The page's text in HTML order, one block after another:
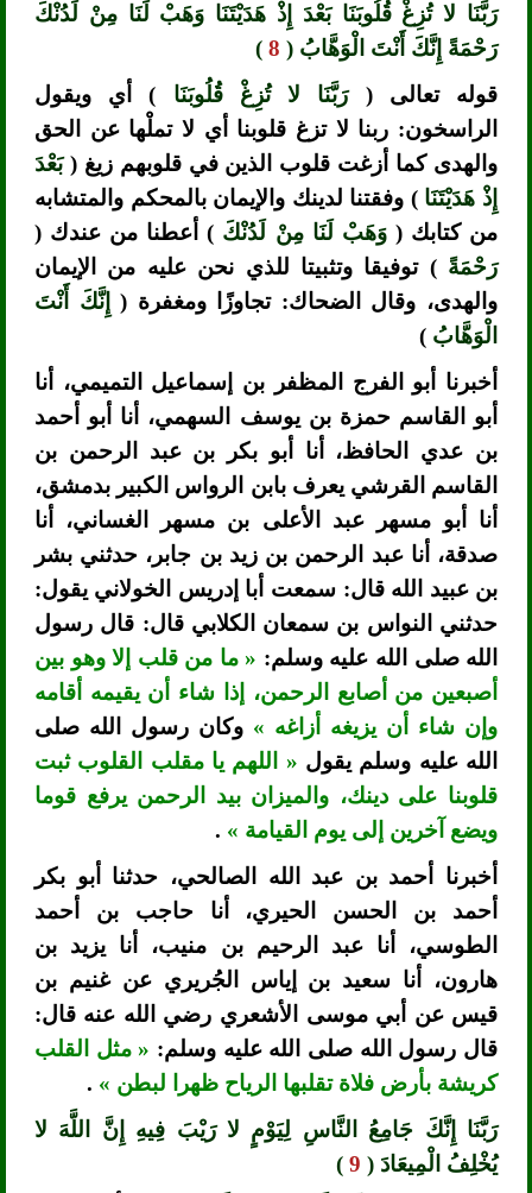
رَبَّنَا لا تُزِغْ قُلُوبَنَا بَعْدَ إِذْ هَدَيْتَنَا وَهَبْ لَنَا مِنْ لَدُنْكَ
رَحْمَةً إِنَّكَ أَنْتَ الْوَهَّابُ (8
)
قوله تعالى ( رَبَّنَا لا تُزِغْ قُلُوبَنَا ) أي ويقول
الراسخون: ربنا لا تزغ قلوبنا أي لا تملْها عن الحق
والهدى كما أزغت قلوب الذين في قلوبهم زيغ (بَعْدَ
إِذْ هَدَيْتَنَا) وفقتنا لدينك والإيمان بالمحكم والمتشابه
من كتابك ( وَهَبْ لَنَا مِنْ لَدُنْكَ ) أعطنا من عندك (
رَحْمَةً) توفيقا وتثبيتا للذي نحن عليه من الإيمان
والهدى، وقال الضحاك: تجاوزًا ومغفرة (إِنَّكَ أَنْتَ
الْوَهَّابُ )
أخبرنا أبو الفرج المظفر بن إسماعيل التميمي، أنا
أبو القاسم حمزة بن يوسف السهمي، أنا أبو أحمد
بن عدي الحافظ، أنا أبو بكر بن عبد الرحمن بن
القاسم القرشي يعرف بابن الرواس الكبير بدمشق،
أنا أبو مسهر عبد الأعلى بن مسهر الغساني، أنا
صدقة، أنا عبد الرحمن بن زيد بن جابر، حدثني بشر
بن عبيد الله قال: سمعت أبا إدريس الخولاني يقول:
حدثني النواس بن سمعان الكلابي قال: قال رسول
الله صلى الله عليه وسلم: « ما من قلب إلا وهو بين
أصبعين من أصابع الرحمن، إذا شاء أن يقيمه أقامه
وإن شاء أن يزيغه أزاغه » وكان رسول الله صلى
الله عليه وسلم يقول « اللهم يا مقلب القلوب ثبت
قلوبنا على دينك، والميزان بيد الرحمن يرفع قوما
ويضع آخرين إلى يوم القيامة » .
أخبرنا أحمد بن عبد الله الصالحي، حدثنا أبو بكر
أحمد بن الحسن الحيري، أنا حاجب بن أحمد
الطوسي، أنا عبد الرحيم بن منيب، أنا يزيد بن
هارون، أنا سعيد بن إياس الجُريري عن غنيم بن
قيس عن أبي موسى الأشعري رضي الله عنه قال:
قال رسول الله صلى الله عليه وسلم: « مثل القلب
كريشة بأرض فلاة تقلبها الرياح ظهرا لبطن » .
رَبَّنَا إِنَّكَ جَامِعُ النَّاسِ لِيَوْمٍ لا رَيْبَ فِيهِ إِنَّ اللَّهَ لا
يُخْلِفُ الْمِيعَادَ (9
)